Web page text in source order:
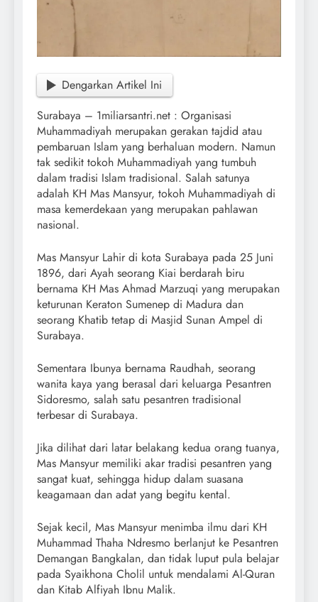
Dengarkan Artikel Ini
Surabaya – 1miliarsantri.net : Organisasi
Muhammadiyah merupakan gerakan tajdid atau
pembaruan Islam yang berhaluan modern. Namun
tak sedikit tokoh Muhammadiyah yang tumbuh
dalam tradisi Islam tradisional. Salah satunya
adalah KH Mas Mansyur, tokoh Muhammadiyah di
masa kemerdekaan yang merupakan pahlawan
nasional.
Mas Mansyur Lahir di kota Surabaya pada 25 Juni
1896, dari Ayah seorang Kiai berdarah biru
bernama KH Mas Ahmad Marzuqi yang merupakan
keturunan Keraton Sumenep di Madura dan
seorang Khatib tetap di Masjid Sunan Ampel di
Surabaya.
Sementara Ibunya bernama Raudhah, seorang
wanita kaya yang berasal dari keluarga Pesantren
Sidoresmo, salah satu pesantren tradisional
terbesar di Surabaya.
Jika dilihat dari latar belakang kedua orang tuanya,
Mas Mansyur memiliki akar tradisi pesantren yang
sangat kuat, sehingga hidup dalam suasana
keagamaan dan adat yang begitu kental.
Sejak kecil, Mas Mansyur menimba ilmu dari KH
Muhammad Thaha Ndresmo berlanjut ke Pesantren
Demangan Bangkalan, dan tidak luput pula belajar
pada Syaikhona Cholil untuk mendalami Al-Quran
dan Kitab Alfiyah Ibnu Malik.